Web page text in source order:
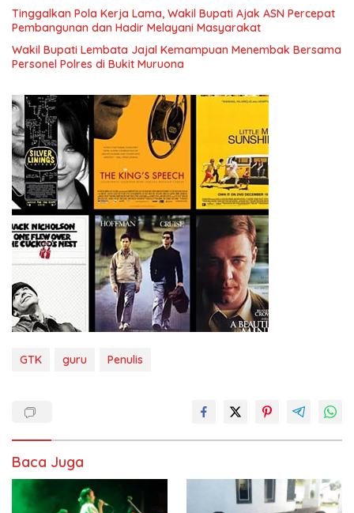
Tinggalkan Pola Kerja Lama, Wakil Bupati Ajak ASN Percepat
Pembangunan dan Hadir Melayani Masyarakat
Wakil Bupati Lembata Jajal Kemampuan Menembak Bersama
Personel Polres di Bukit Muruona
GTK guru Penulis
Baca Juga